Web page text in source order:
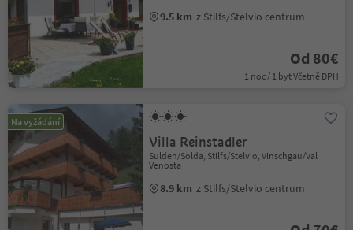
9.5 km z Stilfs/Stelvio centrum
Od 80€
1 noc / 1 byt Včetně DPH
Na vyžádání
Villa Reinstadler
Sulden/Solda, Stilfs/Stelvio, Vinschgau/Val
Venosta
8.9 km z Stilfs/Stelvio centrum